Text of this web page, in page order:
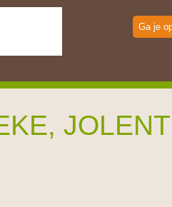
Ga je